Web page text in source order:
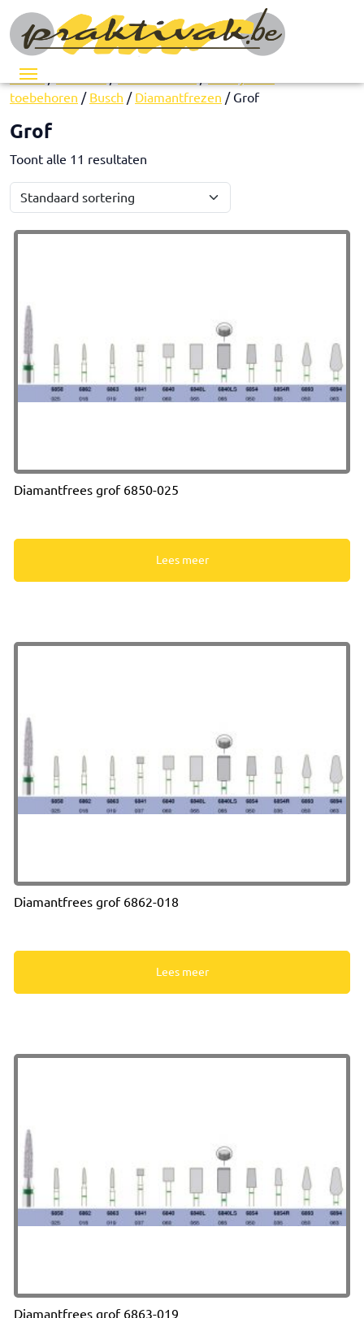
Menu
Home
toebehoren / Busch / Diamantfrezen / Grof
Grof
Toont alle 11 resultaten
Diamantfrees grof 6850-025
Lees meer
Diamantfrees grof 6862-018
Lees meer
Diamantfrees grof 6863-019